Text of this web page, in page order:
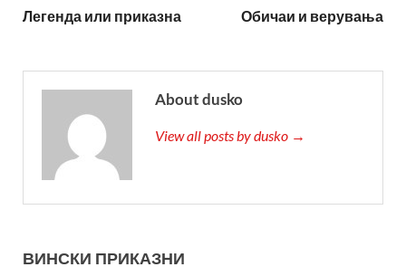
Легенда или приказна Обичаи и верувања
About dusko
View all posts by dusko →
ВИНСКИ ПРИКАЗНИ